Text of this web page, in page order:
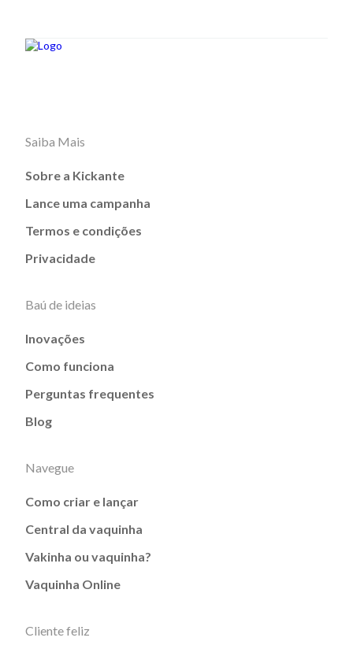
Saiba Mais
Sobre a Kickante
Lance uma campanha
Termos e condições
Privacidade
Baú de ideias
Inovações
Como funciona
Perguntas frequentes
Blog
Navegue
Como criar e lançar
Central da vaquinha
Vakinha ou vaquinha?
Vaquinha Online
Cliente feliz